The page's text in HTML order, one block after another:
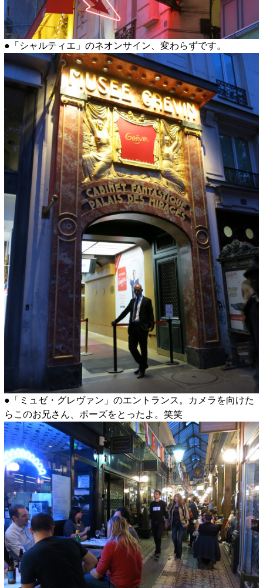
●「シャルティエ」のネオンサイン、変わらずです。
●「ミュゼ・グレヴァン」のエントランス。カメラを向けた
らこのお兄さん、ポーズをとったよ。笑笑